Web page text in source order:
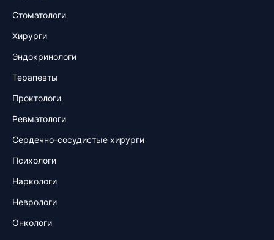
Стоматологи
Хирурги
Эндокринологи
Терапевты
Проктологи
Ревматологи
Сердечно-сосудистые хирурги
Психологи
Наркологи
Неврологи
Онкологи